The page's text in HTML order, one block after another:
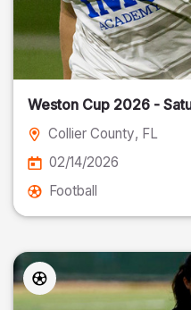
Weston Cup 2026 -
Collier County, FL
02/14/2026
Football